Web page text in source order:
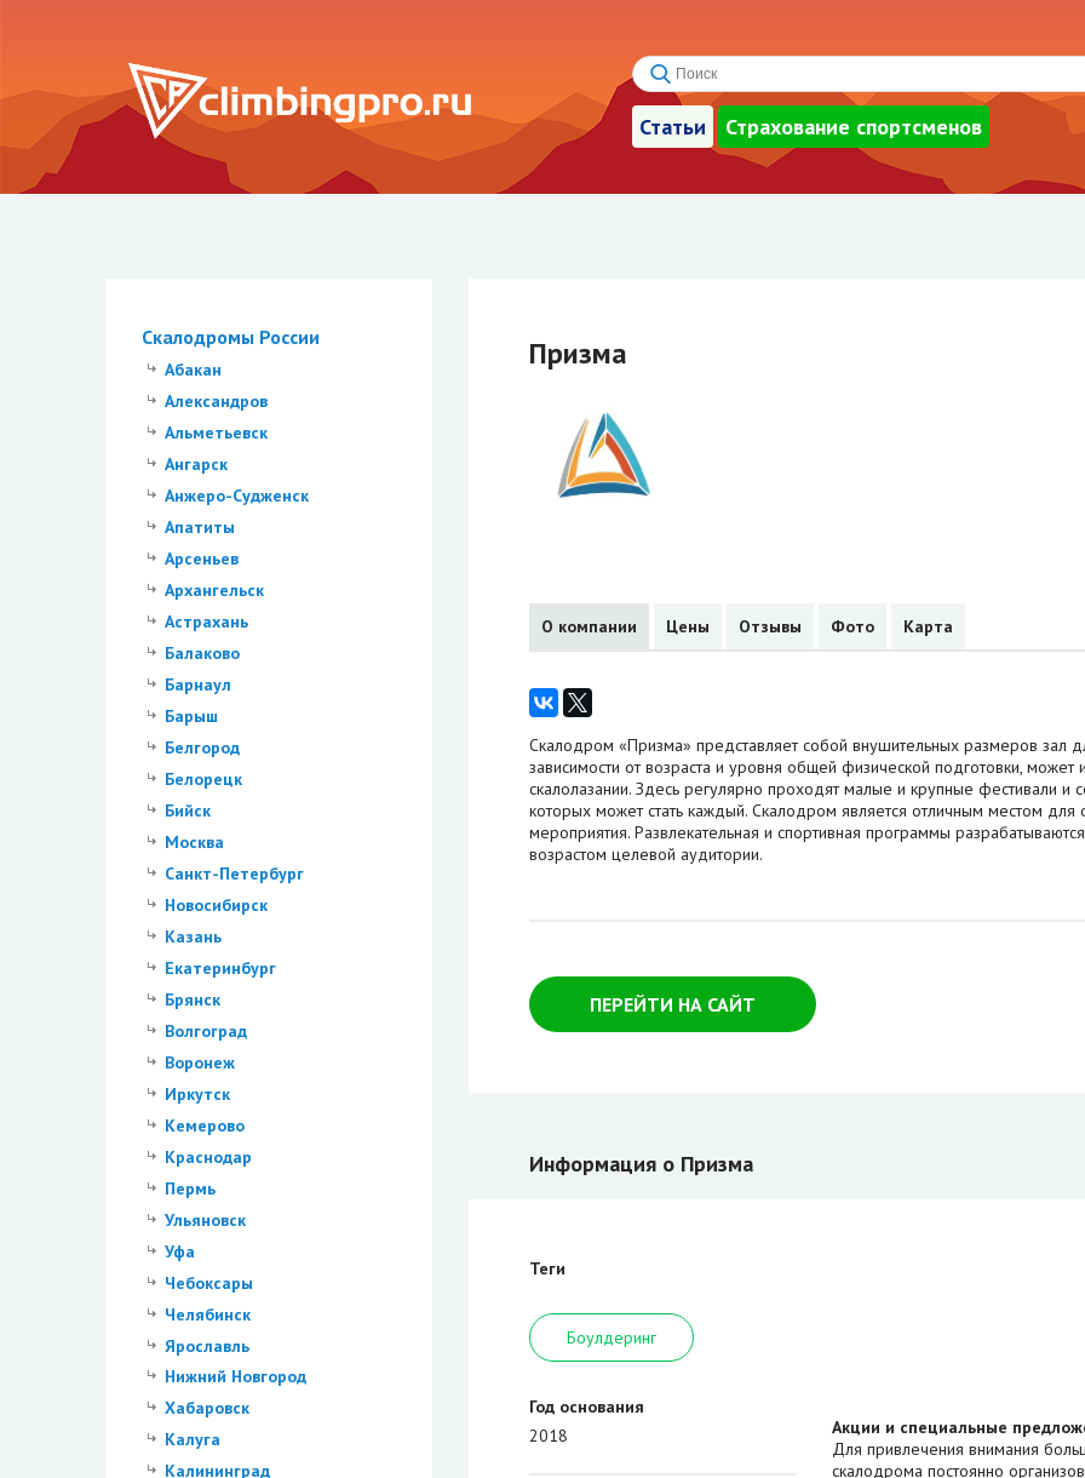
Статьи Страхование спортсменов
Скалодромы России
Абакан
Александров
Альметьевск
Ангарск
Анжеро-Судженск
Апатиты
Арсеньев
Архангельск
Астрахань
Балаково
Барнаул
Барыш
Белгород
Белорецк
Бийск
Москва
Санкт-Петербург
Новосибирск
Казань
Екатеринбург
Брянск
Волгоград
Воронеж
Иркутск
Кемерово
Краснодар
Пермь
Ульяновск
Уфа
Чебоксары
Челябинск
Ярославль
Нижний Новгород
Хабаровск
Калуга
Калининград
Призма
О компании Цены Отзывы Фото Карта
Скалодром «Призма» представляет собой внушительных размеров зал
зависимости от возраста и уровня общей физической подготовки, может
скалолазании. Здесь регулярно проходят малые и крупные фестивали и
которых может стать каждый. Скалодром является отличным местом
мероприятия. Развлекательная и спортивная программы
возрастом целевой аудитории.
ПЕРЕЙТИ НА САЙТ
Информация о Призма
Теги
Боулдеринг
Год основания
2018
Акции и специальные
Для привлечения внимания
скалодрома постоянно